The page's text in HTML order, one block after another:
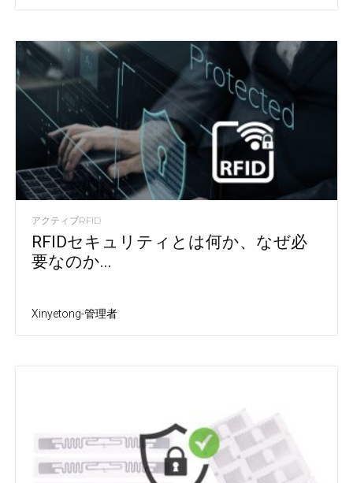
アクティブRFID
RFIDセキュリティとは何か、なぜ必
要なのか...
Xinyetong-管理者